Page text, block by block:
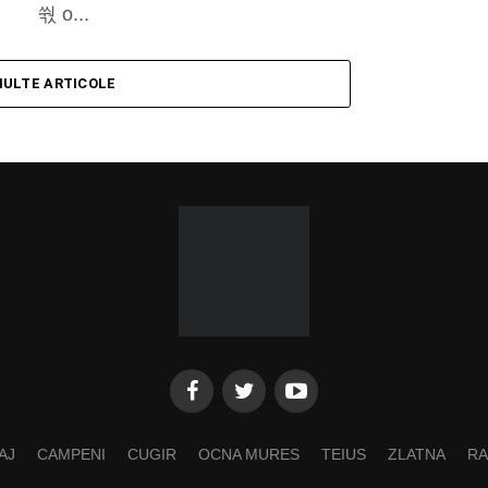
쒃 o...
ARTICOLE
CAMPENI CUGIR OCNA MURES TEIUS ZLATNA